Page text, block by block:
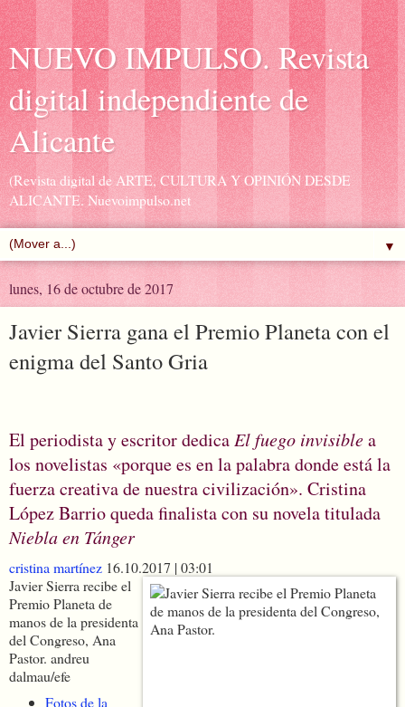
NUEVO IMPULSO. Revista
digital independiente de
Alicante
(Revista digital de ARTE, CULTURA Y OPINIÓN DESDE
ALICANTE. Nuevoimpulso.net
▼
lunes, 16 de octubre de 2017
Javier Sierra gana el Premio Planeta con el
enigma del Santo Gria
El periodista y escritor dedica El fuego invisiblea
los novelistas «porque es en la palabra donde está la
fuerza creativa de nuestra civilización». Cristina
López Barrio queda finalista con su novela titulada
Niebla en Tánger
cristina martínez 16.10.2017 | 03:01
Javier Sierra recibe el
Premio Planeta de
manos de la presidenta
del Congreso, Ana
Pastor. andreu
dalmau/efe
Fotos de la